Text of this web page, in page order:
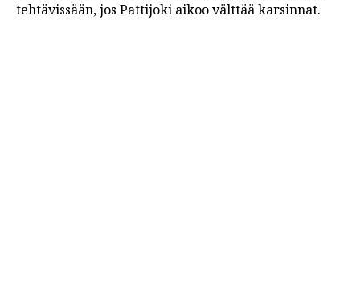
tehtävissään, jos Pattijoki aikoo välttää karsinnat.